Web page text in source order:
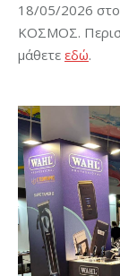
18/05/2026
ΚΟΣΜΟΣ.
μάθετε εδώ.